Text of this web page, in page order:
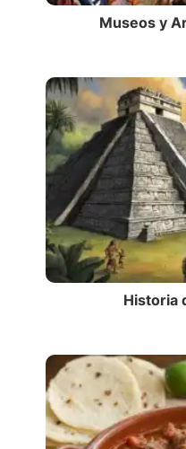
Museos y
Historia